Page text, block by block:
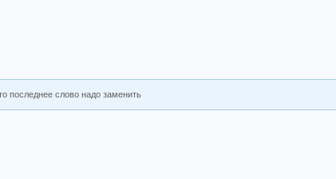
последнее слово надо заменить